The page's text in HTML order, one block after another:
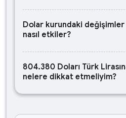
Dolar kurundaki
nasıl etkiler?
804.380 Doları Türk
nelere dikkat etmeliyim?